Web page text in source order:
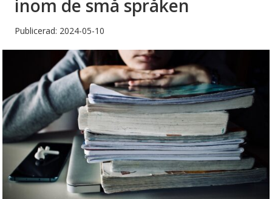
inom de små språken
Publicerad: 2024-05-10